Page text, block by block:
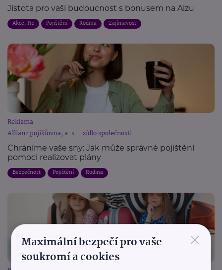
Jistota pro vaši budoucnost s bonusem na Alzu
Akce, Tip Pojištění Rodina Zajímavost
Reklama
Allianz pojišťovna, a. s. - sídlo společnosti
Chráníme vaše sny: Jak může správné pojištění
pomoci realizovat plány
Bezpečnost Pojištění Rodina
×
Maximální bezpečí pro vaše
soukromí a cookies